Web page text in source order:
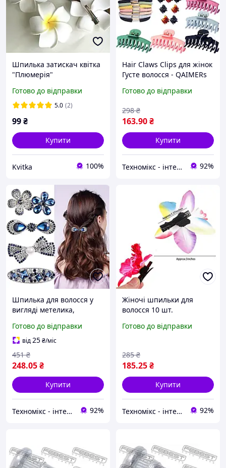
Шпилька затискач квітка
"Плюмерія"
Готово до відправки
5.0 (2)
99₴
Купити
Kvitka 100%
Hair Claws Clips для жінок
Густе волосся - QAIMERs
містить 7 шт 3,6 дюймові
волосся жіночі,
Готово до відправки
163.90₴
298 ₴
Купити
Техномікс - інтернет - магазин якісної техніки, електроніки та інших товарів для дому та роботи 92%
Шпилька для волосся у
вигляді метелика,
шпильки для волосся,
стрази, квіти, намистини
Готово до відправки
від25₴/міс
248.05₴
451 ₴
Купити
Техномікс - інтернет - магазин якісної техніки, електроніки та інших товарів для дому та роботи 92%
Жіночі шпильки для
волосся 10 шт.
Готово до відправки
185.25₴
285 ₴
Купити
Техномікс - інтернет - магазин якісної техніки, електроніки та інших товарів для дому та роботи 92%